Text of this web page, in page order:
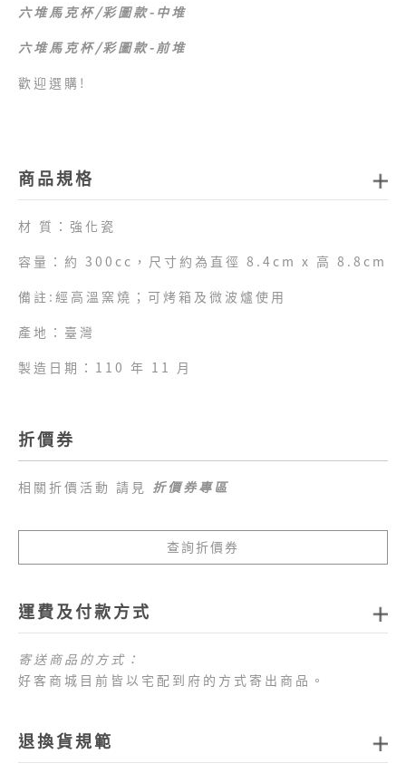
六堆馬克杯/彩圖款-中堆
六堆馬克杯/彩圖款-前堆
歡迎選購!
商品規格
材 質：強化瓷
容量：約 300cc，尺寸約為直徑 8.4cm x 高 8.8cm
備註:經高溫窯燒；可烤箱及微波爐使用
產地：臺灣
製造日期：110 年 11 月
折價券
相關折價活動 請見 折價券專區
查詢折價券
運費及付款方式
寄送商品的方式：
好客商城目前皆以宅配到府的方式寄出商品。
門檻，每筆訂單運費一律以新臺幣
2.目前僅提供台灣本島配送服務，偏遠地區、外島地
退換貨規範